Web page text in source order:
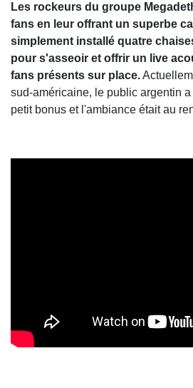
Les rockeurs du groupe
fans en leur offrant un superbe
simplement installé quatre
pour s'asseoir et offrir un live
fans présents sur place.
sud-américaine, le public argentin
petit bonus et l'ambiance était au